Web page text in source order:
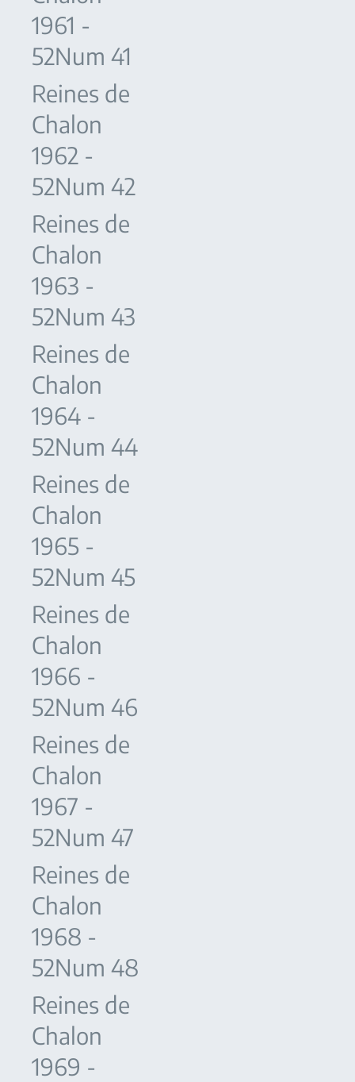
1961 -
52Num 41
Reines de
Chalon
1962 -
52Num 42
Reines de
Chalon
1963 -
52Num 43
Reines de
Chalon
1964 -
52Num 44
Reines de
Chalon
1965 -
52Num 45
Reines de
Chalon
1966 -
52Num 46
Reines de
Chalon
1967 -
52Num 47
Reines de
Chalon
1968 -
52Num 48
Reines de
Chalon
1969 -